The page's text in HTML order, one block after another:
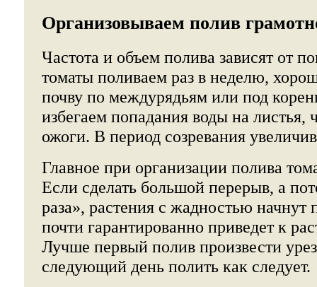
Организовываем полив
Частота и объем полива зависят от
томаты поливаем раз в неделю,
почву по междурядьям или под
избегаем попадания воды на листья,
ожоги. В период созревания
Главное при организации полива
Если сделать большой перерыв, а
раза», растения с жадностью начнут
почти гарантированно приведет к
Лучше первый полив произвести
следующий день полить как следует.